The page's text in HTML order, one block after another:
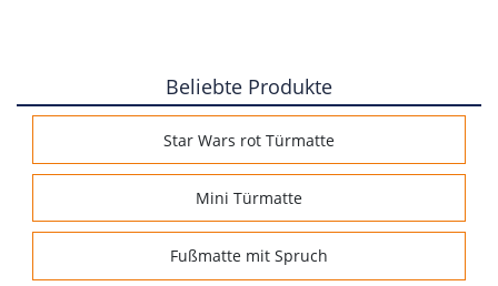
Beliebte Produkte
Star Wars rot Türmatte
Mini Türmatte
Fußmatte mit Spruch